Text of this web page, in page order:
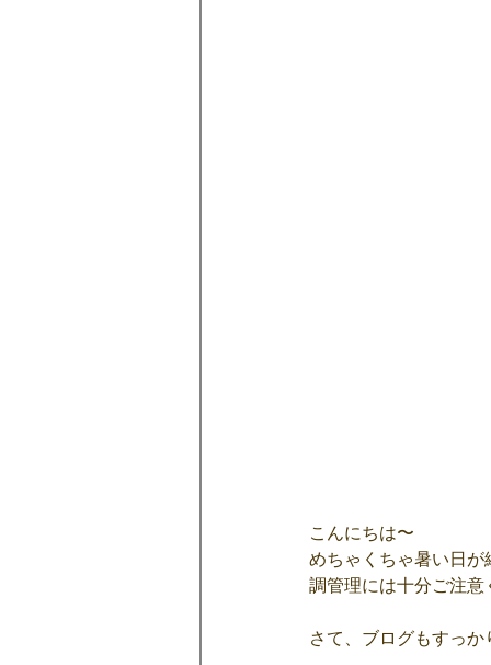
こんにちは〜
めちゃくちゃ暑い日
調管理には十分ご注意
さて、ブログもすっ